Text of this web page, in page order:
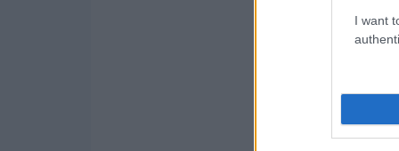
I want